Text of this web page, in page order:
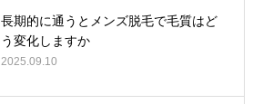
長期的に通うとメンズ脱毛で毛質はど
う変化しますか
2025.09.10